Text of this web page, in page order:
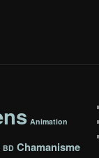
Animation
BD Chamanisme